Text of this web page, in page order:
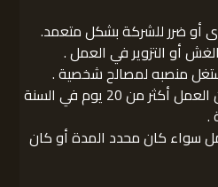
أو ضرر للشركة بشكل متعمد.
أو التزوير في العمل .
منصبه لمصالح شخصية .
ألا يكون العامل قد تغيب عن العمل أكثر من 20 يوم في السنة
.
سواء كان محدد المدة أو كان